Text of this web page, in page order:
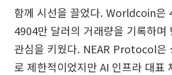
함께 시선을 끌었다. Worldcoin은
4904만 달러의 거래량을 기록하며
관심을 키웠다. NEAR Protocol은
로 제한적이었지만 AI 인프라 대표